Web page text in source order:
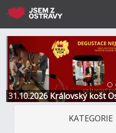
31.10.2026 Královský košt
Restaurace a Hotel
Předchozí
KATEGORIE